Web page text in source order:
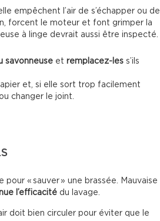
empêchent l’air de s’échapper ou de
forcent le moteur et font grimper la
à linge devrait aussi être inspecté.
savonneuse et remplacez-les s’ils
et, si elle sort trop facilement
changer le joint.
« sauver » une brassée. Mauvaise
l’efficacité du lavage.
doit bien circuler pour éviter que le